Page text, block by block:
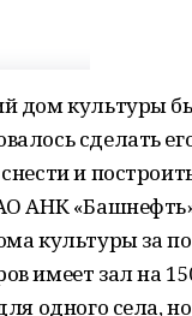
дом культуры
сделать
и
АНК
культуры за
имеет зал на
одного села,